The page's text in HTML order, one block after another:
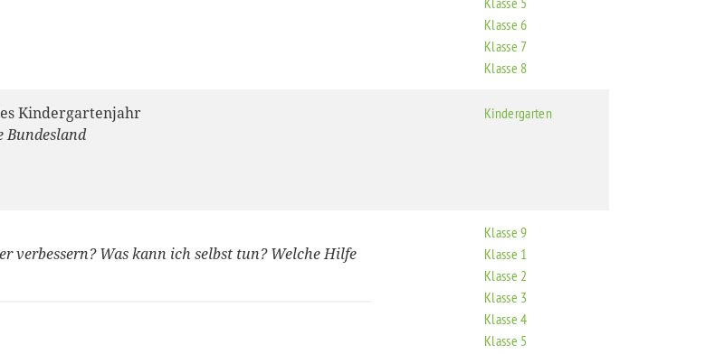
Klasse 6
Klasse 7
Klasse 8
Kindergartenjahr
Bundesland
Kindergarten
verbessern? Was kann ich selbst tun? Welche Hilfe
Klasse 9
Klasse 1
Klasse 2
Klasse 3
Klasse 4
Klasse 5